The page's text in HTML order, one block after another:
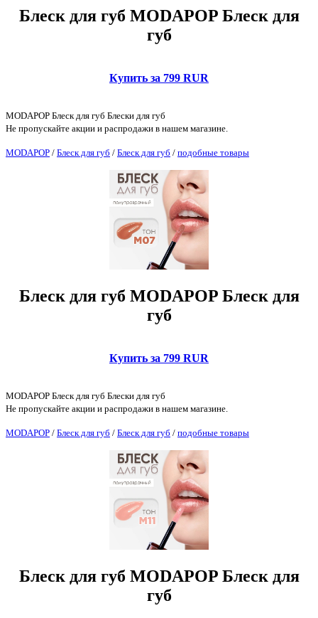
Блеск для губ MODAPOP Блеск для
губ
Купить за 799 RUR
MODAPOP Блеск для губ Блески для губ
Не пропускайте акции и распродажи в нашем магазине.
MODAPOP / Блеск для губ / Блеск для губ / подобные товары
Блеск для губ MODAPOP Блеск для
губ
Купить за 799 RUR
MODAPOP Блеск для губ Блески для губ
Не пропускайте акции и распродажи в нашем магазине.
MODAPOP / Блеск для губ / Блеск для губ / подобные товары
Блеск для губ MODAPOP Блеск для
губ